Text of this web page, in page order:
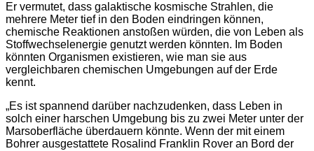
Er vermutet, dass galaktische kosmische Strahlen, die
mehrere Meter tief in den Boden eindringen können,
chemische Reaktionen anstoßen würden, die von Leben als
Stoffwechselenergie genutzt werden könnten. Im Boden
könnten Organismen existieren, wie man sie aus
vergleichbaren chemischen Umgebungen auf der Erde
kennt.
„Es ist spannend darüber nachzudenken, dass Leben in
solch einer harschen Umgebung bis zu zwei Meter unter der
Marsoberfläche überdauern könnte. Wenn der mit einem
Bohrer ausgestattete Rosalind Franklin Rover an Bord der